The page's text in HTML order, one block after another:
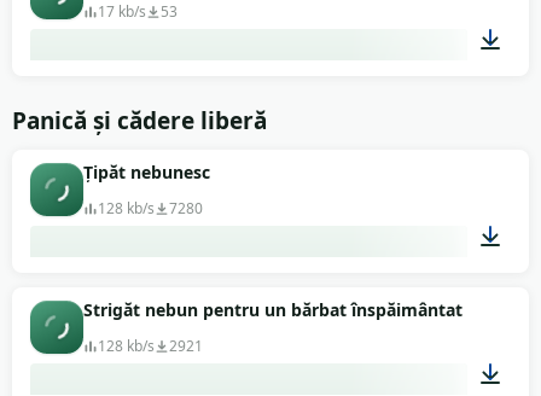
17 kb/s 53
Panică și cădere liberă
Țipăt nebunesc
128 kb/s 7280
00:05
Strigăt nebun pentru un bărbat înspăimântat
128 kb/s 2921